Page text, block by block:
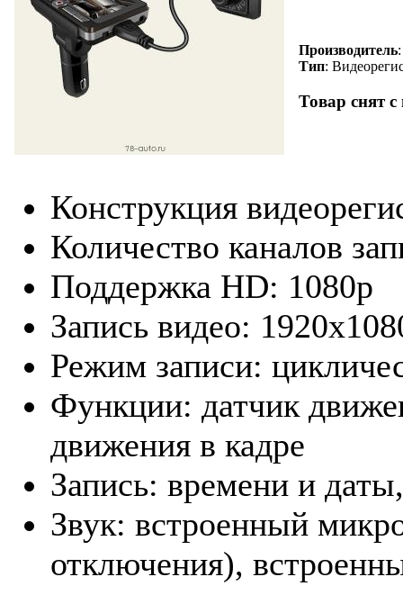
Производитель
Тип:
Товар снят с
Конструкция
Количество каналов
Поддержка HD: 1080p
Запись видео:
Режим записи:
Функции: датчик
движения в кадре
Запись: времени и
Звук: встроенный
отключения),